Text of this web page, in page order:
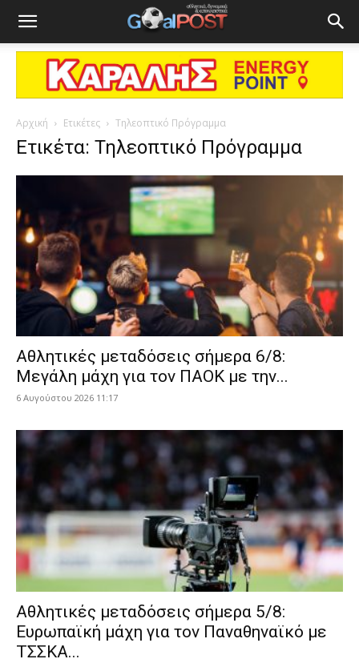
Αρχική Ετικέτες Τηλεοπτικό Πρόγραμμα
Ετικέτα: Τηλεοπτικό Πρόγραμμα
Αθλητικές μεταδόσεις σήμερα 6/8:
Μεγάλη μάχη για τον ΠΑΟΚ με την...
6 Αυγούστου 2026 11:17
Αθλητικές μεταδόσεις σήμερα 5/8:
Ευρωπαϊκή μάχη για τον Παναθηναϊκό με
ΤΣΣΚΑ...